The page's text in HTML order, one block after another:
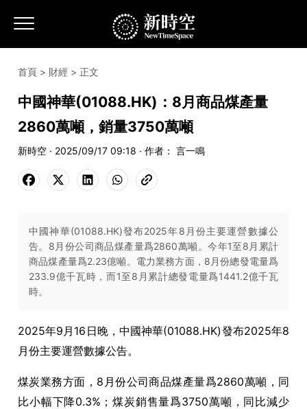
首頁 > 財經 > 正文
中國神華(01088.HK)：8月商品煤產量
2860萬噸，銷量3750萬噸
新時空 · 2025/09/17 09:18 · 作者： 言一鳴
中國神華(01088.HK)發布2025年8月份主要運營數據公
告。8月份公司商品煤產量爲2860萬噸。今年1至8月累計
商品煤產量爲2.23億噸。電力業務方面，8月份總發電量爲
233.9億千瓦時，而1至8月累計總發電量爲1441.2億千瓦
時。
2025年9月16日晚，中國神華(01088.HK)發布2025年8
月份主要運營數據公告。
煤炭業務方面， 8 月份公司商品煤產量爲2860萬噸，同
比小幅下降0.3% ；煤炭銷售量爲3750萬噸，同比減少